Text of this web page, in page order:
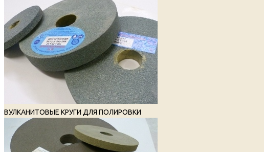
ВУЛКАНИТОВЫЕ КРУГИ ДЛЯ ПОЛИРОВКИ